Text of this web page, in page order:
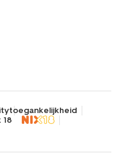
toegankelijkheid
18